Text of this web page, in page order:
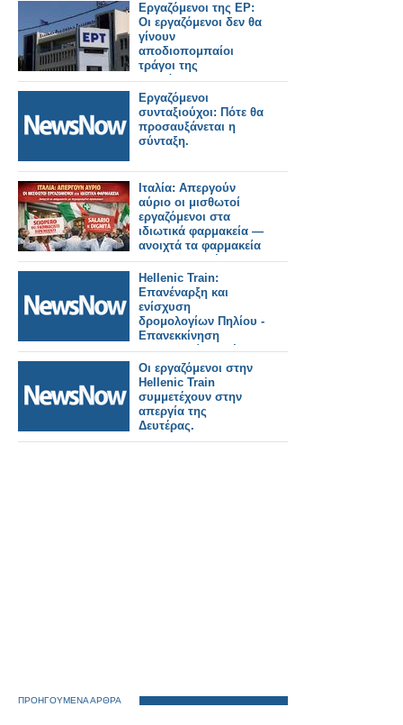
Εργαζόμενοι της ΕΡ:
Οι εργαζόμενοι δεν θα
γίνουν
αποδιοπομπαίοι
τράγοι της
τοξικότητας στους
τελικούς της GBL
Εργαζόμενοι
συνταξιούχοι: Πότε θα
προσαυξάνεται η
σύνταξη.
Ιταλία: Απεργούν
αύριο οι μισθωτοί
εργαζόμενοι στα
ιδιωτικά φαρμακεία —
ανοιχτά τα φαρμακεία
με περιορισμένο
προσωπικό
Hellenic Train:
Επανέναρξη και
ενίσχυση
δρομολογίων Πηλίου -
Επανεκκίνηση
Θεσσαλονίκη - Σέρρες
- Θεσσαλονίκη
Οι εργαζόμενοι στην
Hellenic Train
συμμετέχουν στην
απεργία της
Δευτέρας.
ΠΡΟΗΓΟΥΜΕΝΑ ΑΡΘΡΑ